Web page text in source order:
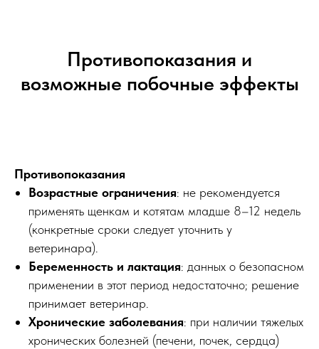
Противопоказания и
возможные побочные эффекты
Противопоказания
Возрастные ограничения: не рекомендуется
применять щенкам и котятам младше 8–12 недель
(конкретные сроки следует уточнить у
ветеринара).
Беременность и лактация: данных о безопасном
применении в этот период недостаточно; решение
принимает ветеринар.
Хронические заболевания: при наличии тяжелых
хронических болезней (печени, почек, сердца)